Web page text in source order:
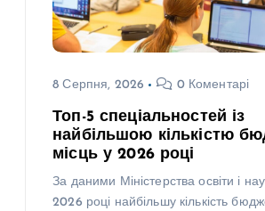
8 Серпня, 2026 0 Коментарі
Топ-5 спеціальностей із
найбільшою кількістю
місць у 2026 році
За даними Міністерства освіти і
2026 році найбільшу кількість